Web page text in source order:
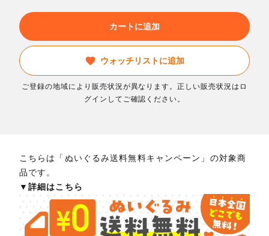
カートに追加
ウォッチリストに追加
ご登録の地域により販売状況が異なります。正しい販売状況はロ
グインしてご確認ください。
こちらは「ぬいぐるみ送料無料キャンペーン」の対象商
品です。
▼詳細はこちら